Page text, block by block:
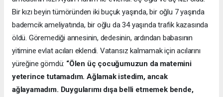
Bir kızı beyin tümöründen iki buçuk yaşında, bir oğlu 7 yaşında
bademcik ameliyatında, bir oğlu da 34 yaşında trafik kazasında
öldü. Göremediği annesinin, dedesinin, ardından babasının
yitimine evlat acıları eklendi. Vatansız kalmamak için acılarını
yüreğine gömdü: “Ölen üç çocuğumuzun da matemini
yeterince tutamadım. Ağlamak istedim, ancak
ağlayamadım. Duygularımı dışa belli etmemek bende,